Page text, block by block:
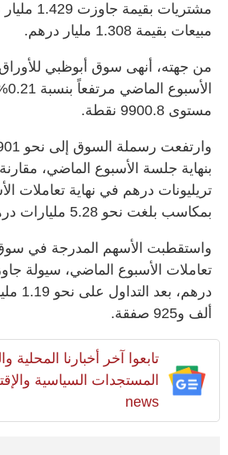
مشتريات
مبيعات بقيمة 1.308 مليار درهم.
من جهته، أنهى سوق أبوظبي للأوراق
مستوى 9900.8 نقطة.
تريليونات درهم في نهاية تعاملات
بمكاسب بلغت نحو 5.28 مليارات درهم.
واستقطبت الأسهم المدرجة في
ألف و925 صفقة.
تابعوا آخر أخبارنا المحلية
news